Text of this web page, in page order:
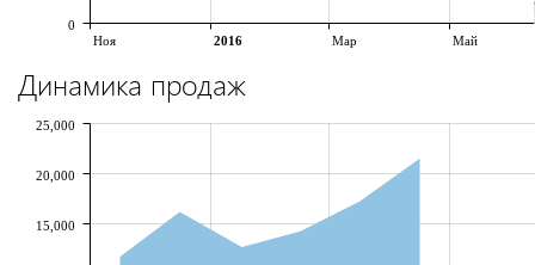
Ноя 2016 Мар Май
0
Динамика продаж
15,000
20,000
25,000